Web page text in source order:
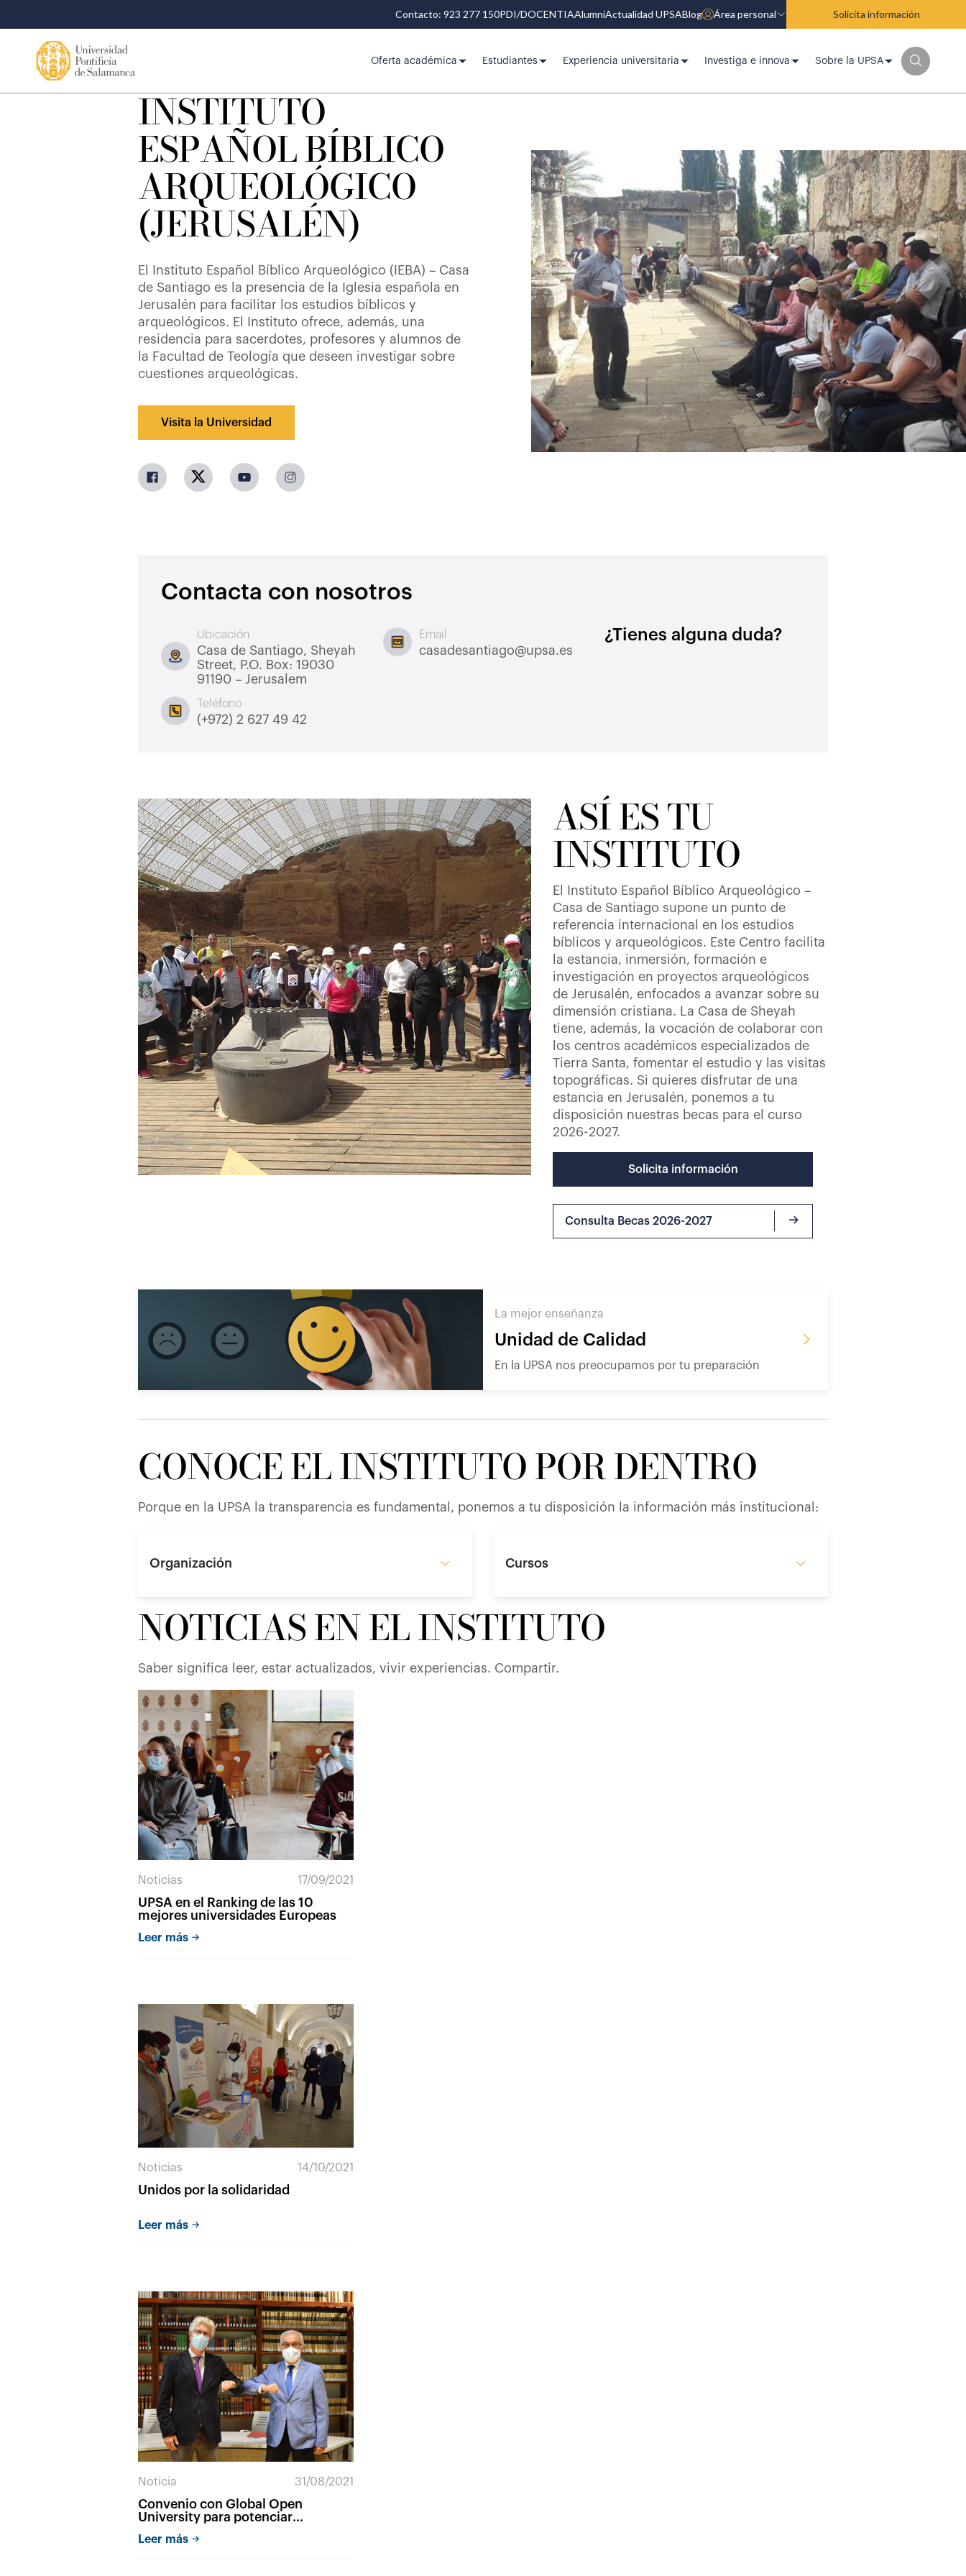
Contacto: 923 277 150PDI/DOCENTIAAlumniActualidad UPSABlog Área personal Solicita información
Oferta académica Estudiantes Experiencia universitaria Investiga e innova Sobre la UPSA
INSTITUTO
ESPAÑOL BÍBLICO
ARQUEOLÓGICO
(JERUSALÉN)
El Instituto Español Bíblico Arqueológico (IEBA) – Casa
de Santiago es la presencia de la Iglesia española en
Jerusalén para facilitar los estudios bíblicos y
arqueológicos. El Instituto ofrece, además, una
residencia para sacerdotes, profesores y alumnos de
la Facultad de Teología que deseen investigar sobre
cuestiones arqueológicas.
Visita la Universidad
Contacta con nosotros
Ubicación
Casa de Santiago, Sheyah
Street, P.O. Box: 19030
91190 – Jerusalem
Email
casadesantiago@upsa.es
Teléfono
(+972) 2 627 49 42
¿Tienes alguna duda?
ASÍ ES TU
INSTITUTO
El Instituto Español Bíblico Arqueológico –
Casa de Santiago supone un punto de
referencia internacional en los estudios
bíblicos y arqueológicos. Este Centro facilita
la estancia, inmersión, formación e
investigación en proyectos arqueológicos
de Jerusalén, enfocados a avanzar sobre su
dimensión cristiana. La Casa de Sheyah
tiene, además, la vocación de colaborar con
los centros académicos especializados de
Tierra Santa, fomentar el estudio y las visitas
topográficas. Si quieres disfrutar de una
estancia en Jerusalén, ponemos a tu
disposición nuestras becas para el curso
2026-2027.
Solicita información
Consulta Becas 2026-2027
La mejor enseñanza
Unidad de Calidad
En la UPSA nos preocupamos por tu preparación
CONOCE EL INSTITUTO POR DENTRO
Porque en la UPSA la transparencia es fundamental, ponemos a tu disposición la información más institucional:
Organización Cursos
NOTICIAS EN EL INSTITUTO
Saber significa leer, estar actualizados, vivir experiencias. Compartir.
Noticias 17/09/2021
UPSA en el Ranking de las 10
mejores universidades Europeas
Leer más
Noticias 14/10/2021
Unidos por la solidaridad
Leer más
Noticia 31/08/2021
Convenio con Global Open
University para potenciar
Leer más